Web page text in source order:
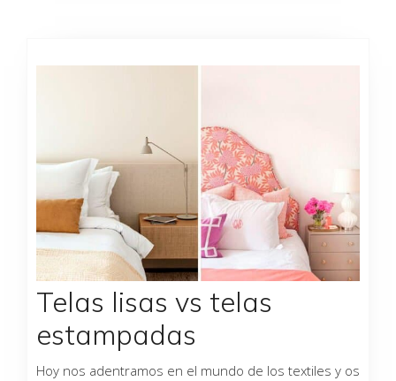
Telas lisas vs telas
estampadas
Hoy nos adentramos en el mundo de los textiles y os